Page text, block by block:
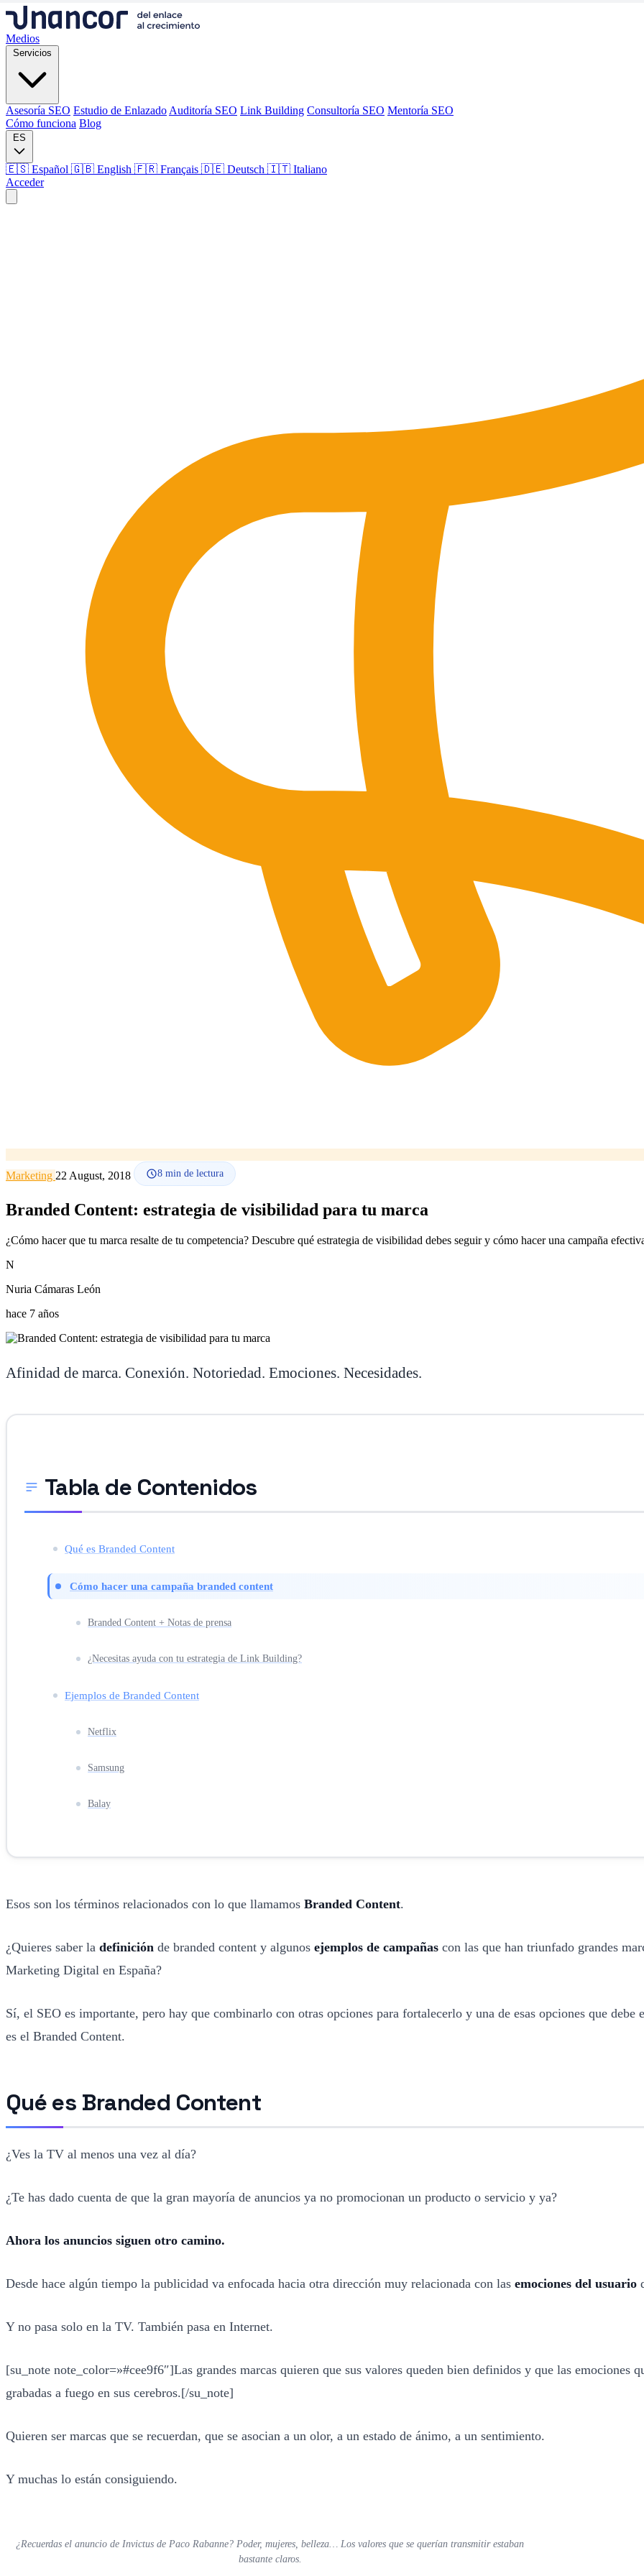
Medios
Servicios
Asesoría SEO Estudio de Enlazado Auditoría SEO Link Building Consultoría SEO Mentoría SEO
Cómo funciona Blog
ES
🇪🇸 Español 🇬🇧 English 🇫🇷 Français 🇩🇪 Deutsch 🇮🇹 Italiano
Acceder
Marketing 22 August, 2018 8 min de lectura
Branded Content: estrategia de visibilidad para tu marca
¿Cómo hacer que tu marca resalte de tu competencia? Descubre qué estrategia de visibilidad debes seguir y cómo hacer una campaña
N
Nuria Cámaras León
hace 7 años
Afinidad de marca. Conexión. Notoriedad. Emociones. Necesidades.
Tabla de Contenidos
Qué es Branded Content
Cómo hacer una campaña branded content
Branded Content + Notas de prensa
¿Necesitas ayuda con tu estrategia de Link Building?
Ejemplos de Branded Content
Netflix
Samsung
Balay
Esos son los términos relacionados con lo que llamamos Branded Content.
¿Quieres saber la definición de branded content y algunos ejemplos de campañas con las que han triunfado grandes
Marketing Digital en España?
Sí, el SEO es importante, pero hay que combinarlo con otras opciones para fortalecerlo y una de esas opciones que
es el Branded Content.
Qué es Branded Content
¿Ves la TV al menos una vez al día?
¿Te has dado cuenta de que la gran mayoría de anuncios ya no promocionan un producto o servicio y ya?
Ahora los anuncios siguen otro camino.
Desde hace algún tiempo la publicidad va enfocada hacia otra dirección muy relacionada con las emociones del usuario
Y no pasa solo en la TV. También pasa en Internet.
[su_note note_color=»#cee9f6″]Las grandes marcas quieren que sus valores queden bien definidos y que las emociones
grabadas a fuego en sus cerebros.[/su_note]
Quieren ser marcas que se recuerdan, que se asocian a un olor, a un estado de ánimo, a un sentimiento.
Y muchas lo están consiguiendo.
¿Recuerdas el anuncio de Invictus de Paco Rabanne? Poder, mujeres, belleza… Los valores que se querían transmitir estaban
bastante claros.